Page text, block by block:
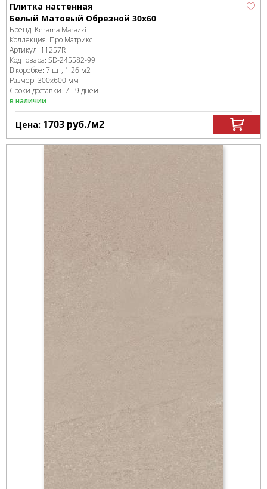
Плитка настенная
Белый Матовый Обрезной 30х60
Бренд: Kerama Marazzi
Коллекция: Про Матрикс
Артикул: 11257R
Код товара: SD-245582-99
В коробке: 7 шт, 1.26 м2
Размер: 300x600 мм
Сроки доставки: 7 - 9 дней
в наличии
Цена: 1703 руб./м2